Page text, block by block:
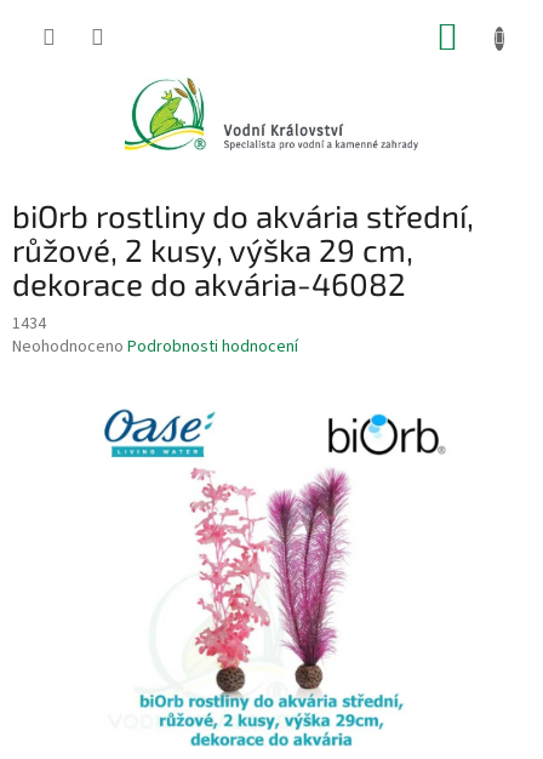
biOrb rostliny do akvária střední,
růžové, 2 kusy, výška 29 cm,
dekorace do akvária-46082
1434
Průměrné
Neohodnoceno Podrobnosti hodnocení